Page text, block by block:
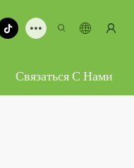
Связаться С Нами